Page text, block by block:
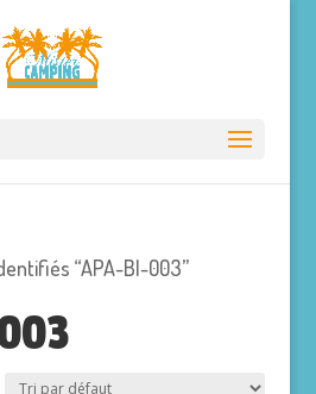
“APA-BI-003”